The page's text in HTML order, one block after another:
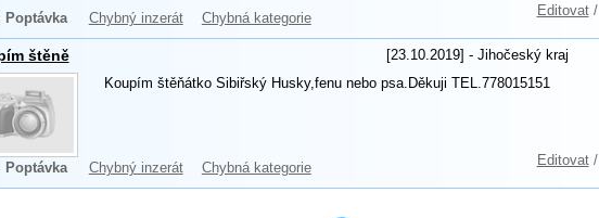
Poptávka Chybný inzerát Chybná kategorie Editovat/
štěně [23.10.2019] - Jihočeský kraj
Koupím štěňátko Sibiřský Husky,fenu nebo psa.Děkuji TEL.778015151
Poptávka Chybný inzerát Chybná kategorie Editovat/